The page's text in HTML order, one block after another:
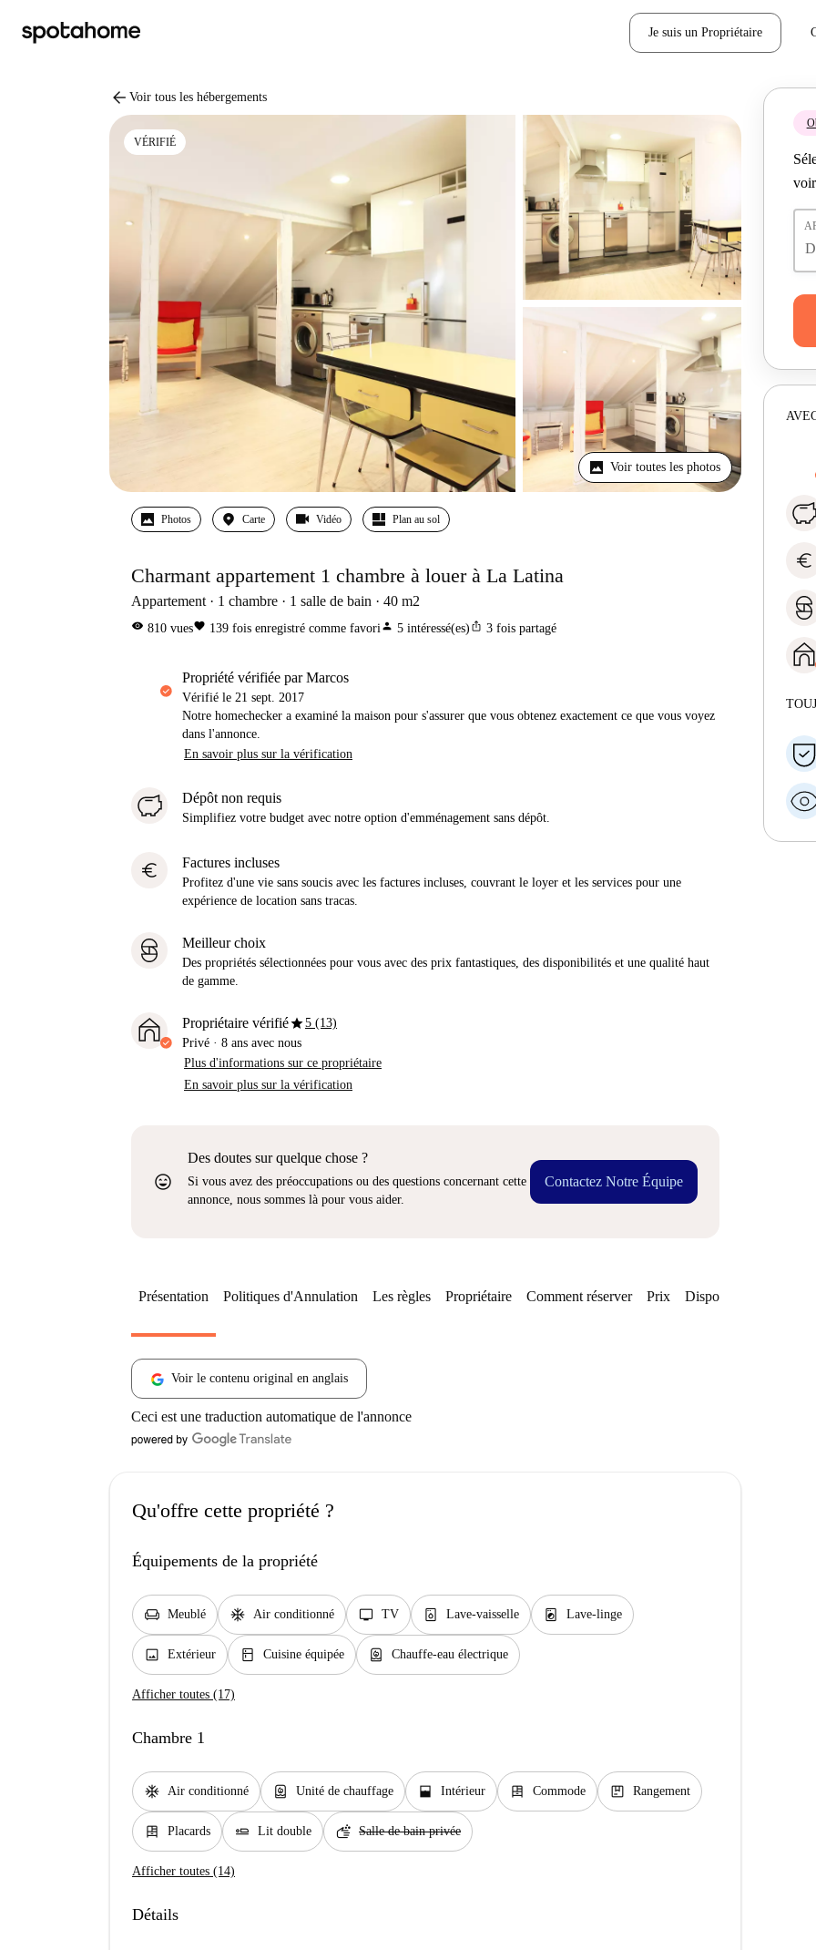
Je suis un Propriétaire
arrow_back Voir tous les hébergements
VÉRIFIÉ
Voir toutes les photos
Photos Carte Vidéo Plan au sol
Charmant appartement 1 chambre à louer à La Latina
Appartement 1 chambre 1 salle de bain 40 m2
visibility 810 vuesfavorite 139 fois enregistré comme favoriperson 5 intéressé(es) ios_share 3 fois partagé
propriété vérifiée par Marcos
Vérifié le 21 sept. 2017
Notre homechecker a examiné la maison pour s'assurer que vous obtenez exactement ce que vous voyez
dans l'annonce.
En savoir plus sur la vérification
Dépôt non requis
Simplifiez votre budget avec notre option d'emménagement sans dépôt.
euro Factures incluses
Profitez d'une vie sans soucis avec les factures incluses, couvrant le loyer et les services pour une
expérience de location sans tracas.
Meilleur choix
Des propriétés sélectionnées pour vous avec des prix fantastiques, des disponibilités et une qualité haut
de gamme.
Propriétaire vérifiéstar5 (13)
Privé · 8 ans avec nous
Plus d'informations sur ce propriétaire
En savoir plus sur la vérification
sentiment_very_satisfied
Des doutes sur quelque chose ?
Si vous avez des préoccupations ou des questions concernant cette
annonce, nous sommes là pour vous aider.
Contactez Notre Équipe
euro
Présentation Politiques d'Annulation Les règles Propriétaire Comment réserver Prix Disponibilités
Voir le contenu original en anglais
Ceci est une traduction automatique de l'annonce
Qu'offre cette propriété ?
Équipements de la propriété
chair Meublé ac_unit Air conditionné tv TV dishwasher_gen Lave-vaisselle local_laundry_service Lave-linge
image Extérieur kitchen Cuisine équipée water_heater Chauffe-eau électrique
Afficher toutes (17)
Chambre 1
ac_unit Air conditionné water_heater Unité de chauffage window_open Intérieur dresser Commode package Rangement
dresser Placards airline_seat_flat Lit double soap Salle de bain privée
Afficher toutes (14)
Détails